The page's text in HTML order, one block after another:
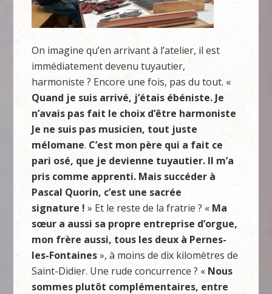
On imagine qu’en arrivant à l’atelier, il est
immédiatement devenu tuyautier,
harmoniste ? Encore une fois, pas du tout. «
Quand je suis arrivé, j’étais ébéniste. Je
n’avais pas fait le choix d’être harmoniste
Je ne suis pas musicien, tout juste
mélomane. C’est mon père qui a fait ce
pari osé, que je devienne tuyautier. Il m’a
pris comme apprenti. Mais succéder à
Pascal Quorin, c’est une sacrée
signature ! » Et le reste de la fratrie ? « Ma
sœur a aussi sa propre entreprise d’orgue,
mon frère aussi, tous les deux à Pernes-
les-Fontaines», à moins de dix kilomètres de
Saint-Didier. Une rude concurrence ? « Nous
sommes plutôt complémentaires, entre